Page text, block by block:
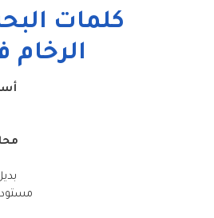
كلمات
الرخام